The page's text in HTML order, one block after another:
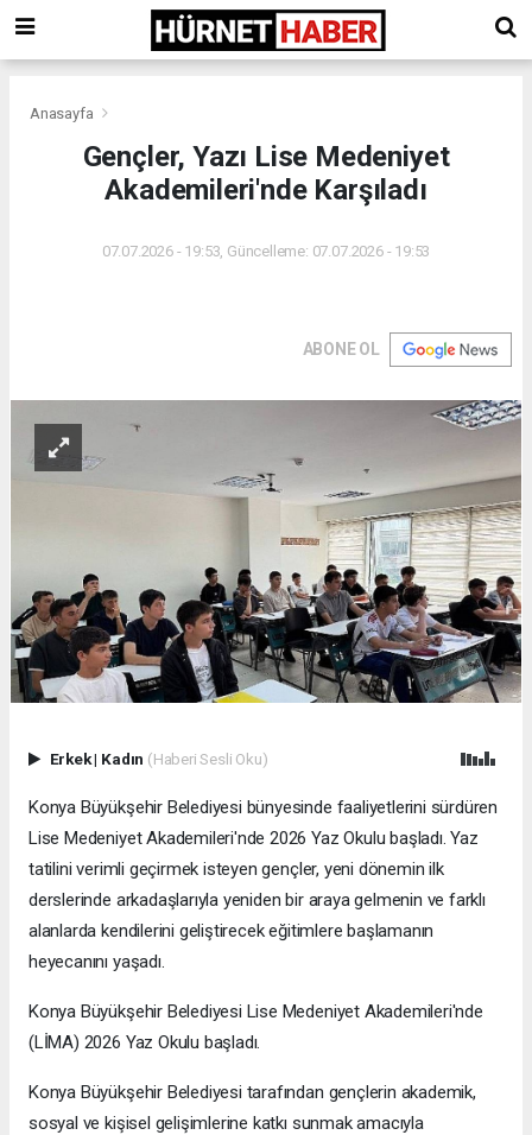
Anasayfa
Gençler, Yazı Lise Medeniyet
Akademileri'nde Karşıladı
07.07.2026 - 19:53, Güncelleme: 07.07.2026 - 19:53
ABONE OL
Erkek| Kadın (Haberi Sesli Oku)
Konya Büyükşehir Belediyesi bünyesinde faaliyetlerini sürdüren
Lise Medeniyet Akademileri'nde 2026 Yaz Okulu başladı. Yaz
tatilini verimli geçirmek isteyen gençler, yeni dönemin ilk
derslerinde arkadaşlarıyla yeniden bir araya gelmenin ve farklı
alanlarda kendilerini geliştirecek eğitimlere başlamanın
heyecanını yaşadı.
Konya Büyükşehir Belediyesi Lise Medeniyet Akademileri'nde
(LİMA) 2026 Yaz Okulu başladı.
Konya Büyükşehir Belediyesi tarafından gençlerin akademik,
sosyal ve kişisel gelişimlerine katkı sunmak amacıyla